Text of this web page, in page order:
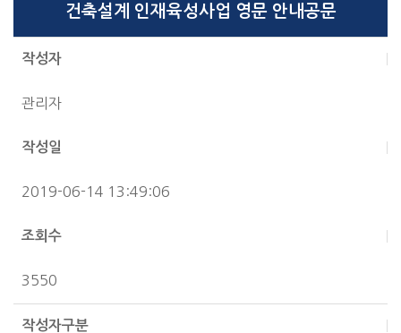
건축설계 인재육성사업 영문 안내공문
작성자
관리자
작성일
2019-06-14 13:49:06
조회수
3550
작성자구분